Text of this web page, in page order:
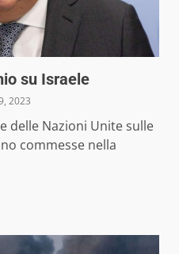
su Israele
2023
delle Nazioni Unite sulle
commesse nella